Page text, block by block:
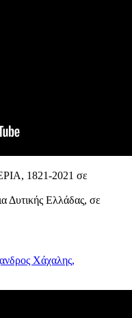
1821-2021 σε
Δυτικής Ελλάδας, σε
Χάχαλης,